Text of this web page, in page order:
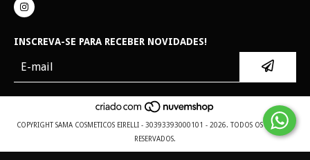
INSCREVA-SE PARA RECEBER NOVIDADES!
COPYRIGHT SAMA COSMETICOS EIRELLI - 30393393000101 - 2026. TODOS OS DIREITOS
RESERVADOS.